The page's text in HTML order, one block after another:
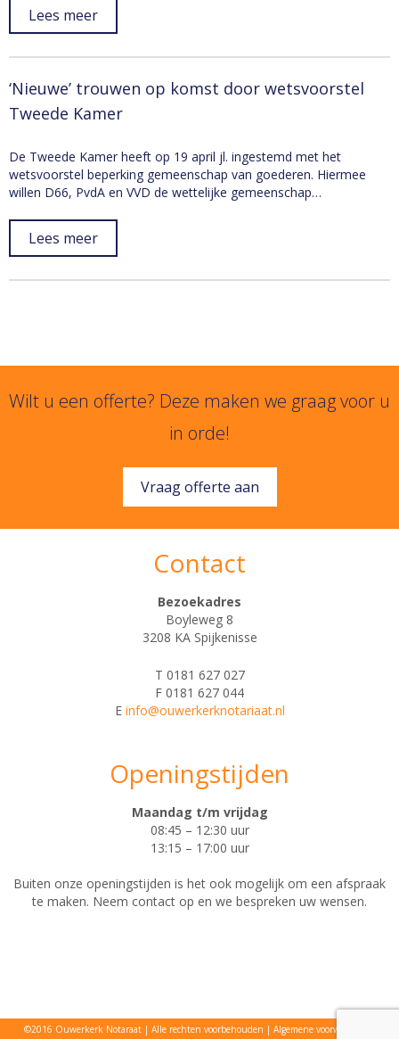
Lees meer
‘Nieuwe’ trouwen op komst door wetsvoorstel
Tweede Kamer
De Tweede Kamer heeft op 19 april jl. ingestemd met het
wetsvoorstel beperking gemeenschap van goederen. Hiermee
willen D66, PvdA en VVD de wettelijke gemeenschap…
Lees meer
Wilt u een offerte? Deze maken we graag voor u
in orde!
Vraag offerte aan
Contact
Bezoekadres
Boyleweg 8
3208 KA Spijkenisse
T 0181 627 027
F 0181 627 044
E info@ouwerkerknotariaat.nl
Openingstijden
Maandag t/m vrijdag
08:45 – 12:30 uur
13:15 – 17:00 uur
Buiten onze openingstijden is het ook mogelijk om een afspraak
te maken. Neem contact op en we bespreken uw wensen.
©2016 Ouwerkerk Notaraat Alle rechten voorbehouden Algemene voorwaarden